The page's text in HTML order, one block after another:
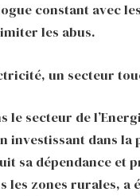
constant avec
les abus.
un secteur
le secteur de
investissant dans
sa dépendance et
les zones rurales, a